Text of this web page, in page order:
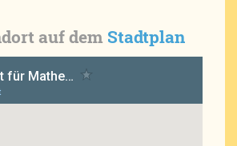
auf dem Stadtplan